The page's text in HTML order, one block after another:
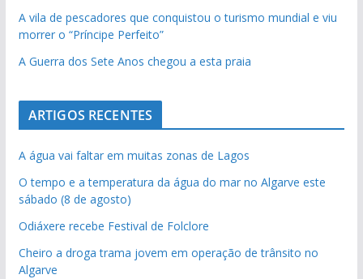
A vila de pescadores que conquistou o turismo mundial e viu
morrer o “Príncipe Perfeito”
A Guerra dos Sete Anos chegou a esta praia
ARTIGOS RECENTES
A água vai faltar em muitas zonas de Lagos
O tempo e a temperatura da água do mar no Algarve este
sábado (8 de agosto)
Odiáxere recebe Festival de Folclore
Cheiro a droga trama jovem em operação de trânsito no
Algarve